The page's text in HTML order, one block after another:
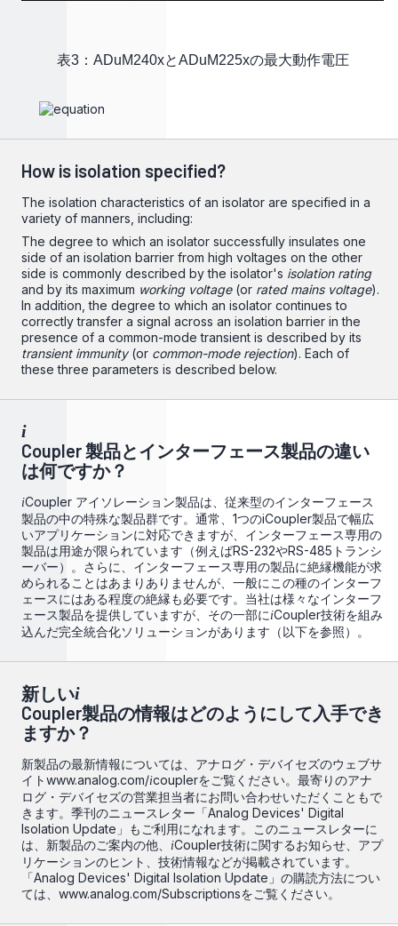
表3：ADuM240xとADuM225xの最大動作電圧
How is isolation specified?
The isolation characteristics of an isolator are specified in a
variety of manners, including:
The degree to which an isolator successfully insulates one
side of an isolation barrier from high voltages on the other
side is commonly described by the isolator's isolation rating
and by its maximum working voltage(or rated mains voltage).
In addition, the degree to which an isolator continues to
correctly transfer a signal across an isolation barrier in the
presence of a common-mode transient is described by its
transient immunity(or common-mode rejection). Each of
these three parameters is described below.
i
Coupler 製品とインターフェース製品の違い
は何ですか？
iCoupler アイソレーション製品は、従来型のインターフェース
製品の中の特殊な製品群です。通常、1つのiCoupler製品で幅広
いアプリケーションに対応できますが、インターフェース専用の
製品は用途が限られています（例えばRS-232やRS-485トランシ
ーバー）。さらに、インターフェース専用の製品に絶縁機能が求
められることはあまりありませんが、一般にこの種のインターフ
ェースにはある程度の絶縁も必要です。当社は様々なインターフ
ェース製品を提供していますが、その一部にiCoupler技術を組み
込んだ完全統合化ソリューションがあります（以下を参照）。
新しいi
Coupler製品の情報はどのようにして入手でき
ますか？
新製品の最新情報については、アナログ・デバイセズのウェブサ
イトwww.analog.com/icouplerをご覧ください。最寄りのアナ
ログ・デバイセズの営業担当者にお問い合わせいただくこともで
きます。季刊のニュースレター「Analog Devices' Digital
Isolation Update」もご利用になれます。このニュースレターに
は、新製品のご案内の他、 iCoupler技術に関するお知らせ、アプ
リケーションのヒント、技術情報などが掲載されています。
「Analog Devices' Digital Isolation Update」の購読方法につい
ては、 www.analog.com/Subscriptionsをご覧ください。